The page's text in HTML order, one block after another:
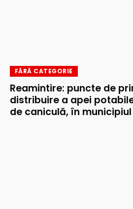
FĂRĂ CATEGORIE
Reamintire: puncte de
distribuire a apei
de caniculă, în